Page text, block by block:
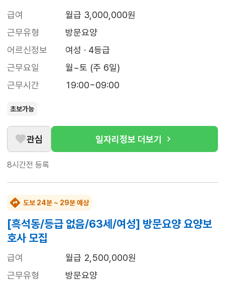
급여
월급 3,000,000원
근무유형
방문요양
어르신정보
여성 · 4등급
근무요일
월~토 (주 6일)
근무시간
19:00~09:00
초보가능
관심 일자리정보 더보기
8시간전 등록
도보 24분 ~ 29분 예상
[흑석동/등급 없음/63세/여성] 방문요양 요양보
호사 모집
급여
월급 2,500,000원
근무유형
방문요양